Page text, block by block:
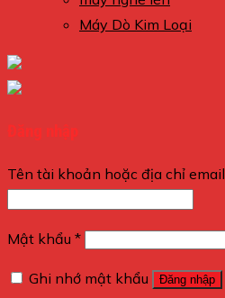
Máy Dò Kim Loại
Đăng nhập
Tên tài khoản hoặc địa chỉ email
Mật khẩu *
Ghi nhớ mật khẩu Đăng nhập